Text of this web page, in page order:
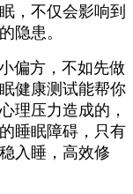
，不仅会影响到
隐患。
偏方，不如先做
健康测试能帮你
理压力造成的，
睡眠障碍，只有
入睡，高效修